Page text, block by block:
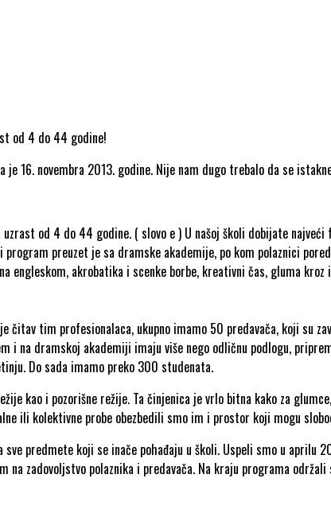
od 4 do 44 godine!
je 16. novembra 2013. godine. Nije nam dugo trebalo da se
od 4 do 44 godine. ( slovo e ) U našoj školi dobijate
preuzet je sa dramske akademije, po kom polaznici
engleskom, akrobatika i scenke borbe, kreativni čas, gluma
čitav tim profesionalaca, ukupno imamo 50 predavača, koji
i na dramskoj akademiji imaju više nego odličnu podlogu,
Do sada imamo preko 300 studenata.
kao i pozorišne režije. Ta činjenica je vrlo bitna kako za
ili kolektivne probe obezbedili smo im i prostor koji mogu
predmete koji se inače pohađaju u školi. Uspeli smo u aprilu
zadovoljstvo polaznika i predavača. Na kraju programa održali